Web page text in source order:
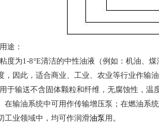
途：
度为1-8°E清洁的中性油液（例如：机油、
因此，适合商业、工业、农业等行业作输油
于输送不含固体颗粒和纤维，无腐蚀性，温
在输油系统中可用作传输增压泵；在燃油系
工业领域中，均可作润滑油泵用。